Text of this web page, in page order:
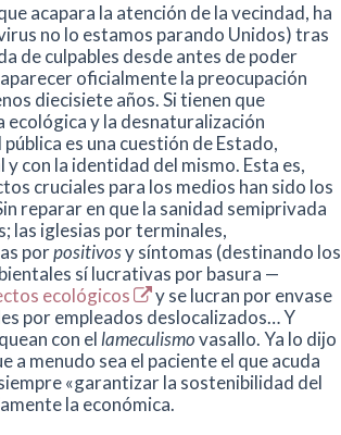
acapara la atención de la vecindad, ha
no lo estamos parando Unidos) tras
de culpables desde antes de poder
oficialmente la preocupación
diecisiete años. Si tienen que
ecológica y la desnaturalización
es una cuestión de Estado,
con la identidad del mismo. Esta es,
cruciales para los medios han sido los
reparar en que la sanidad semiprivada
las iglesias por terminales,
porpositivosy síntomas (destinando los
sí lucrativas por basura —
ecológicos
y se lucran por envase
por empleados deslocalizados… Y
con ellameculismovasallo. Ya lo dijo
a menudo sea el paciente el que acuda
«garantizar la sostenibilidad del
la económica.